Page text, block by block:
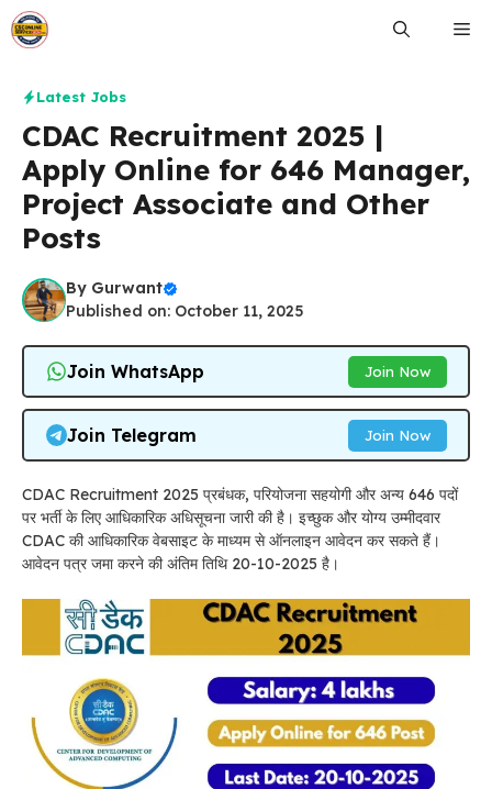
Skip
to
Latest Jobs
CDAC Recruitment 2025 |
Apply Online for 646 Manager,
Project Associate and Other
Posts
By Gurwant
Published on: October 11, 2025
Join WhatsApp Join Now
Join Telegram Join Now
CDAC Recruitment 2025 प्रबंधक, परियोजना सहयोगी और अन्य 646 पदों
पर भर्ती के लिए आधिकारिक अधिसूचना जारी की है। इच्छुक और योग्य उम्मीदवार
CDAC की आधिकारिक वेबसाइट के माध्यम से ऑनलाइन आवेदन कर सकते हैं।
आवेदन पत्र जमा करने की अंतिम तिथि 20-10-2025 है।